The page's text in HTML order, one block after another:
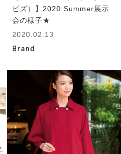
ビズ）】2020 Summer展示
会の様子★
2020.02.13
Brand